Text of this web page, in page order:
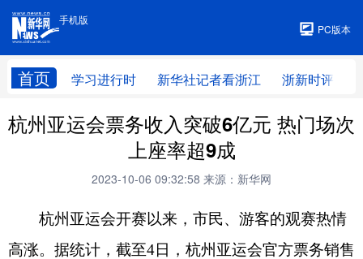
手机版
PC版本
首页 学习进行时 新华社记者看浙江 浙新时评
手机版
杭州亚运会票务收入突破6亿元 热门场次
上座率超9成
2023-10-06 09:32:58 来源：新华网
杭州亚运会开赛以来，市民、游客的观赛热情
高涨。据统计，截至4日，杭州亚运会官方票务销售